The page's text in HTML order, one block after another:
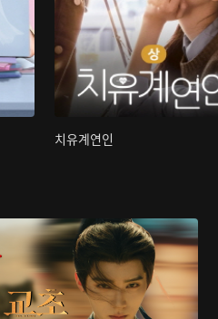
치유계연인